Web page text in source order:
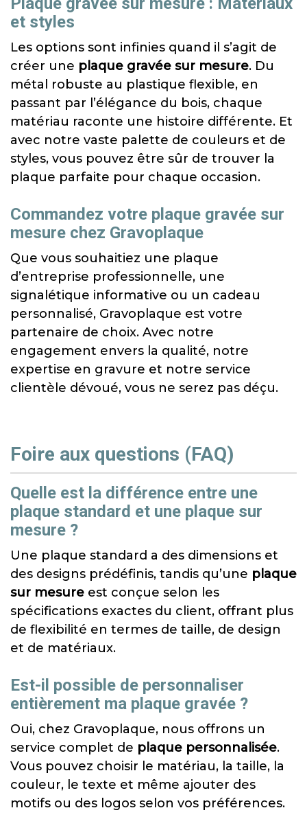
et styles
Les options sont infinies quand il s’agit de
créer une plaque gravée sur mesure. Du
métal robuste au plastique flexible, en
passant par l’élégance du bois, chaque
matériau raconte une histoire différente. Et
avec notre vaste palette de couleurs et de
styles, vous pouvez être sûr de trouver la
plaque parfaite pour chaque occasion.
Commandez votre plaque gravée sur
mesure chez Gravoplaque
Que vous souhaitiez une plaque
d’entreprise professionnelle, une
signalétique informative ou un cadeau
personnalisé, Gravoplaque est votre
partenaire de choix. Avec notre
engagement envers la qualité, notre
expertise en gravure et notre service
clientèle dévoué, vous ne serez pas déçu.
Foire aux questions (FAQ)
Quelle est la différence entre une
plaque standard et une plaque sur
mesure ?
Une plaque standard a des dimensions et
des designs prédéfinis, tandis qu’une plaque
sur mesure est conçue selon les
spécifications exactes du client, offrant plus
de flexibilité en termes de taille, de design
et de matériaux.
Est-il possible de personnaliser
entièrement ma plaque gravée ?
Oui, chez Gravoplaque, nous offrons un
service complet de plaque personnalisée.
Vous pouvez choisir le matériau, la taille, la
couleur, le texte et même ajouter des
motifs ou des logos selon vos préférences.